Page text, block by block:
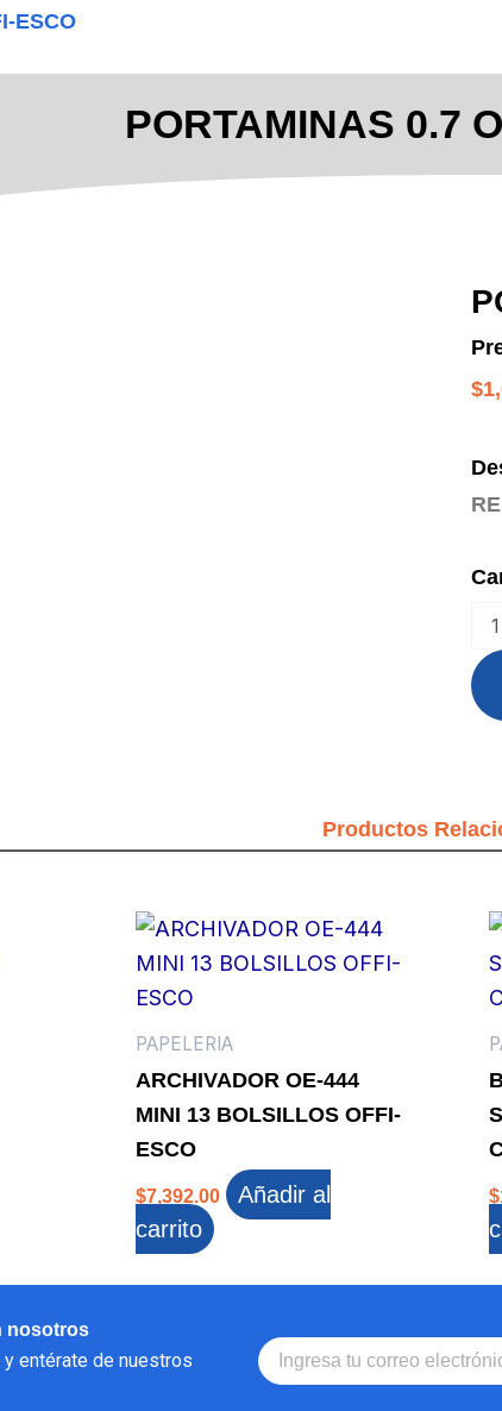
ESCO
PORTAMINAS 0.7
$
OE-
155
OFFI-
Productos
PAPELERIA
ARCHIVADOR OE-444
MINI 13 BOLSILLOS OFFI-
ESCO
$7,392.00
Añadir al
carrito
$
nosotros
entérate de nuestros